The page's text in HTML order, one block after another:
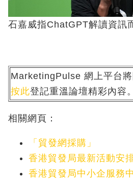
石嘉威指ChatGPT解讀資訊
MarketingPulse 網上平台
按此登記重溫論壇精彩內容。
相關網頁：
「貿發網採購」
香港貿發局最新活動安
香港貿發局中小企服務